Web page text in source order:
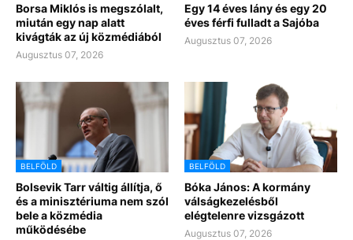
Borsa Miklós is megszólalt,
miután egy nap alatt
kivágták az új közmédiából
Augusztus 07, 2026
Egy 14 éves lány és egy 20
éves férfi fulladt a Sajóba
Augusztus 07, 2026
BELFÖLD
Bolsevik Tarr váltig állítja, ő
és a minisztériuma nem szól
bele a közmédia
működésébe
BELFÖLD
Bóka János: A kormány
válságkezelésből
elégtelenre vizsgázott
Augusztus 07, 2026